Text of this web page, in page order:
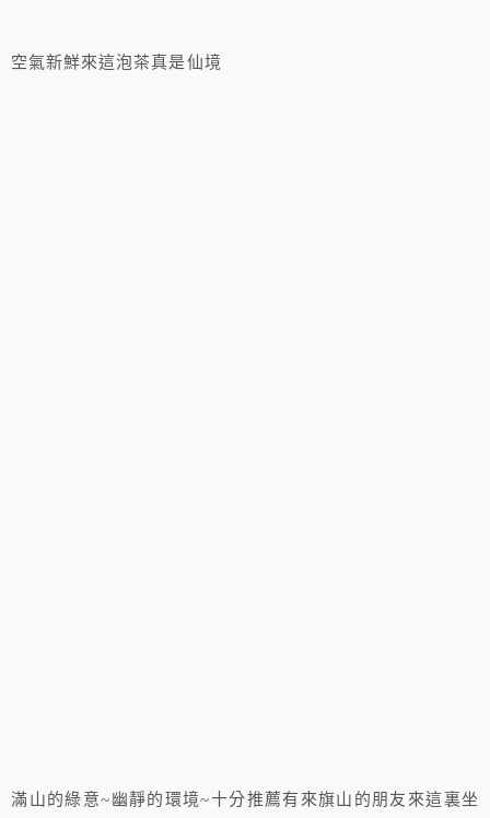
空氣新鮮來這泡茶真是仙境
滿山的綠意~幽靜的環境~十分推薦有來旗山的朋友來這裏坐